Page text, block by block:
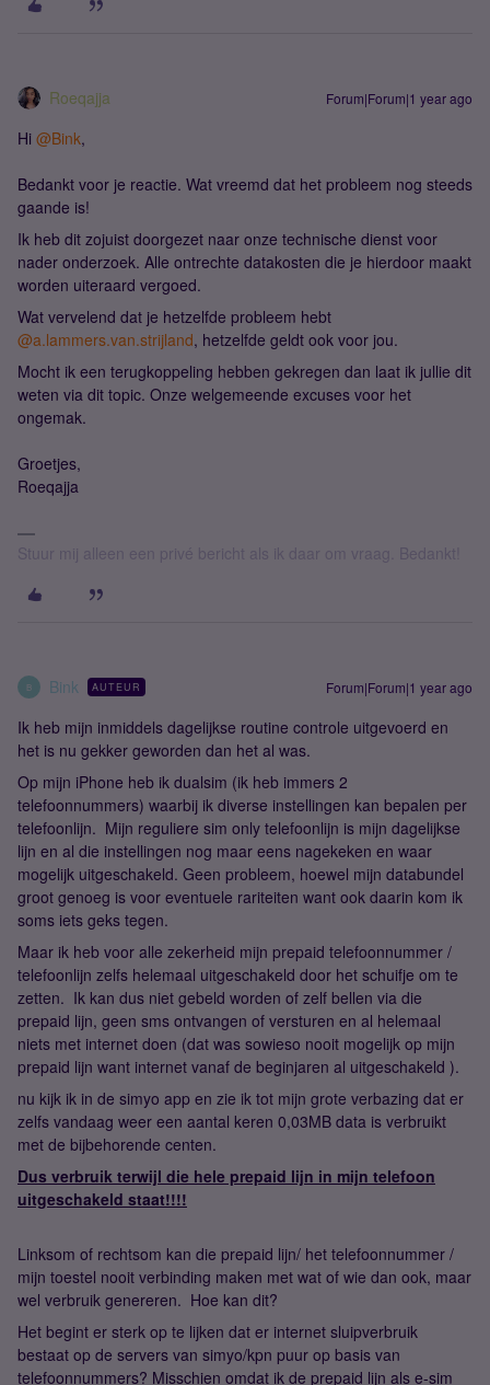
Roeqajja Forum|Forum|1 year ago
Hi ​ @Bink,
Bedankt voor je reactie. Wat vreemd dat het probleem nog steeds
gaande is!
Ik heb dit zojuist doorgezet naar onze technische dienst voor
nader onderzoek. Alle ontrechte datakosten die je hierdoor maakt
worden uiteraard vergoed.
Wat vervelend dat je hetzelfde probleem hebt ​
@a.lammers.van.strijland, hetzelfde geldt ook voor jou.
Mocht ik een terugkoppeling hebben gekregen dan laat ik jullie dit
weten via dit topic. Onze welgemeende excuses voor het
ongemak.
Groetjes,
Roeqajja
Stuur mij alleen een privé bericht als ik daar om vraag. Bedankt!
B Bink AUTEUR Forum|Forum|1 year ago
Ik heb mijn inmiddels dagelijkse routine controle uitgevoerd en
het is nu gekker geworden dan het al was.
Op mijn iPhone heb ik dualsim (ik heb immers 2
telefoonnummers) waarbij ik diverse instellingen kan bepalen per
telefoonlijn. Mijn reguliere sim only telefoonlijn is mijn dagelijkse
lijn en al die instellingen nog maar eens nagekeken en waar
mogelijk uitgeschakeld. Geen probleem, hoewel mijn databundel
groot genoeg is voor eventuele rariteiten want ook daarin kom ik
soms iets geks tegen.
Maar ik heb voor alle zekerheid mijn prepaid telefoonnummer /
telefoonlijn zelfs helemaal uitgeschakeld door het schuifje om te
zetten. Ik kan dus niet gebeld worden of zelf bellen via die
prepaid lijn, geen sms ontvangen of versturen en al helemaal
niets met internet doen (dat was sowieso nooit mogelijk op mijn
prepaid lijn want internet vanaf de beginjaren al uitgeschakeld ).
nu kijk ik in de simyo app en zie ik tot mijn grote verbazing dat er
zelfs vandaag weer een aantal keren 0,03MB data is verbruikt
met de bijbehorende centen.
Dus verbruik terwijl die hele prepaid lijn in mijn telefoon
uitgeschakeld staat!!!!
Linksom of rechtsom kan die prepaid lijn/ het telefoonnummer /
mijn toestel nooit verbinding maken met wat of wie dan ook, maar
wel verbruik genereren. Hoe kan dit?
Het begint er sterk op te lijken dat er internet sluipverbruik
bestaat op de servers van simyo/kpn puur op basis van
telefoonnummers? Misschien omdat ik de prepaid lijn als e-sim